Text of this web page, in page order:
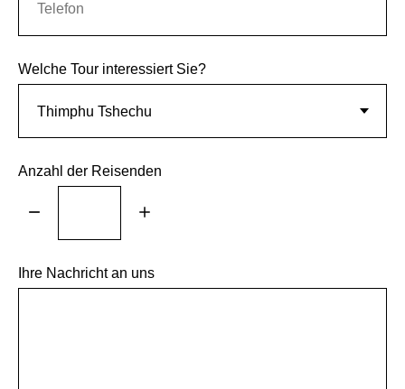
Welche Tour interessiert Sie?
Anzahl der Reisenden
Ihre Nachricht an uns